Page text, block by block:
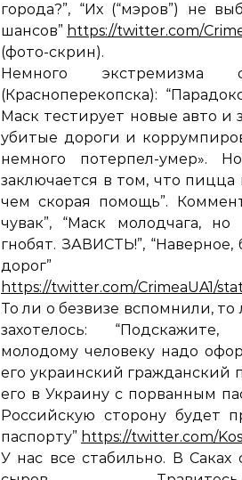
города?”, “Их (“мэров”) не
шансов” https://twitter.com/
(фото-скрин).
Немного
(Красноперекопска):
Маск тестирует новые авто и
убитые дороги и
немного потерпел-умер».
заключается в том, что
чем скорая помощь”.
чувак”, “Маск молодчага,
гнобят. ЗАВИСТЬ!”,
дорог”
https://twitter.com/CrimeaUA1/
То ли о безвизе вспомнили,
захотелось:
молодому человеку надо
его украинский гражданский
его в Украину с порванным
Российскую сторону будет
паспорту” https://twitter.com/
У нас все стабильно. В